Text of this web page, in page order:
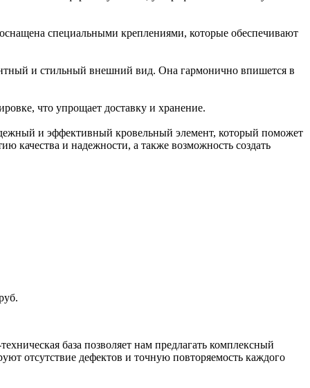
специальными креплениями, которые обеспечивают
и стильный внешний вид. Она гармонично впишется в
что упрощает доставку и хранение.
и эффективный кровельный элемент, который поможет
качества и надежности, а также возможность создать
база позволяет нам предлагать комплексный
отсутствие дефектов и точную повторяемость каждого